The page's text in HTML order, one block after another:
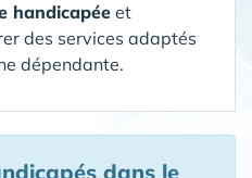
handicapée et
des services adaptés
dépendante.
dans le